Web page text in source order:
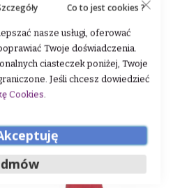
Bryczesy młodzieżowe HKM
"5 Pockets" 24h
Rating:
0%
-57%
Co to jest cookies ?
nasze usługi, oferować
Twoje doświadczenia.
ciasteczek poniżej, Twoje
Jeśli chcesz dowiedzieć
Cookies.